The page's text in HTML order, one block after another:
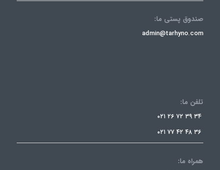
صندوق پستی ما:
admin@tarhyno.com
تلفن ما:
همراه ما: